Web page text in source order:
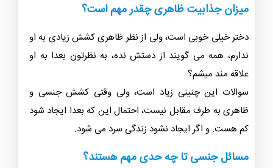
میزان جذابیت ظاهری چقدر مهم است؟
دختر خیلی خوبی است، ولی از نظر ظاهری کشش زیادی به او
ندارم، همه می گویند از دستش نده، به نظرتون بعدا به او
علاقه مند میشم؟
سوالات این چنینی زیاد است، ولی وقتی کشش جنسی و
ظاهری به طرف مقابل نیست، احتمال این که بعدا ایجاد شود
کم هست. و اگر ایجاد نشود زندگی سرد می شود.
مسائل جنسی تا چه حدی مهم هستند؟